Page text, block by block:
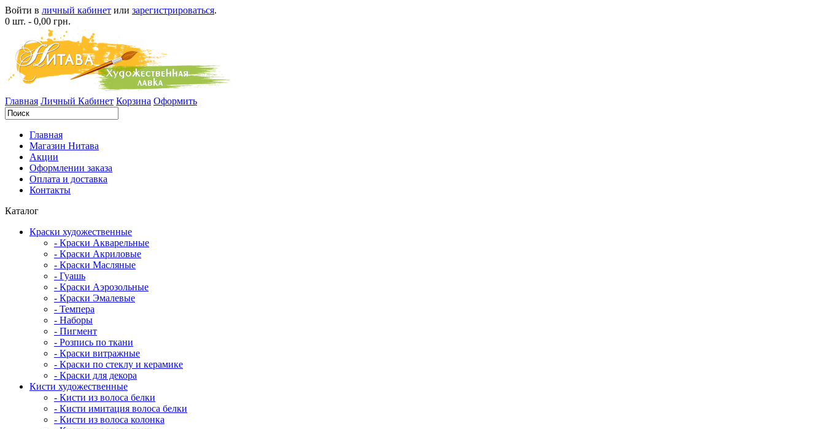
Войти в личный кабинет или зарегистрироваться.
0 шт. - 0,00 грн.
Главная Личный Кабинет Корзина Оформить
Главная
Магазин Нитава
Акции
Оформлении заказа
Оплата и доставка
Контакты
Каталог
Краски художественные
- Краски Акварельные
- Краски Акриловые
- Краски Масляные
- Гуашь
- Краски Аэрозольные
- Краски Эмалевые
- Темпера
- Наборы
- Пигмент
- Розпись по ткани
- Краски витражные
- Краски по стеклу и керамике
- Краски для декора
Кисти художественные
- Кисти из волоса белки
- Кисти имитация волоса белки
- Кисти из волоса колонка